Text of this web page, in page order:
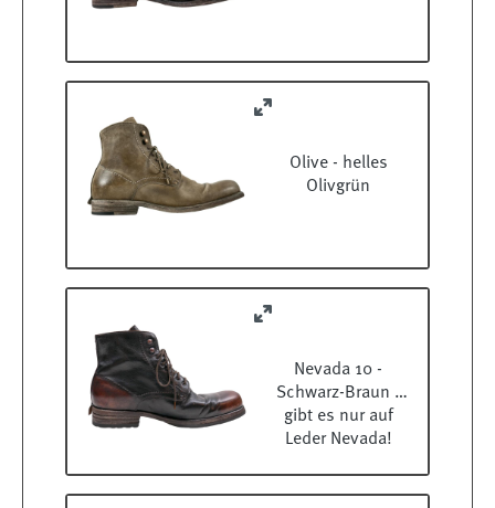
Olive - helles
Olivgrün
Nevada 10 -
Schwarz-Braun -
gibt es nur auf
Leder Nevada!